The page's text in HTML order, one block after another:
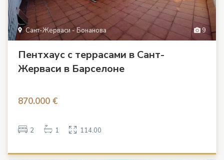
9
Сант-Жерваси - Бонанова
Пентхаус с террасами в Сант-
Жерваси в Барселоне
870.000 €
2 1 114.00